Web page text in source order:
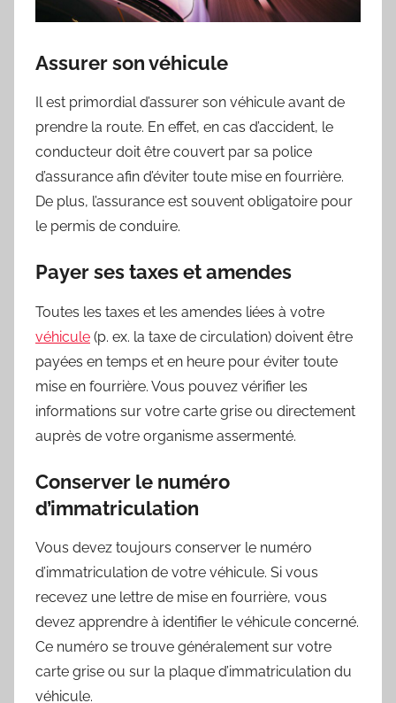
Assurer son véhicule
Il est primordial d’assurer son véhicule avant de
prendre la route. En effet, en cas d’accident, le
conducteur doit être couvert par sa police
d’assurance afin d’éviter toute mise en fourrière.
De plus, l’assurance est souvent obligatoire pour
le permis de conduire.
Payer ses taxes et amendes
Toutes les taxes et les amendes liées à votre
véhicule (p. ex. la taxe de circulation) doivent être
payées en temps et en heure pour éviter toute
mise en fourrière. Vous pouvez vérifier les
informations sur votre carte grise ou directement
auprès de votre organisme assermenté.
Conserver le numéro
d’immatriculation
Vous devez toujours conserver le numéro
d’immatriculation de votre véhicule. Si vous
recevez une lettre de mise en fourrière, vous
devez apprendre à identifier le véhicule concerné.
Ce numéro se trouve généralement sur votre
carte grise ou sur la plaque d’immatriculation du
véhicule.